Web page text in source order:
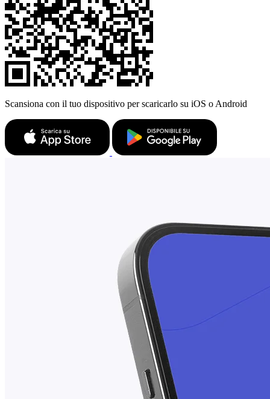
Scansiona con il tuo dispositivo per scaricarlo su iOS o Android